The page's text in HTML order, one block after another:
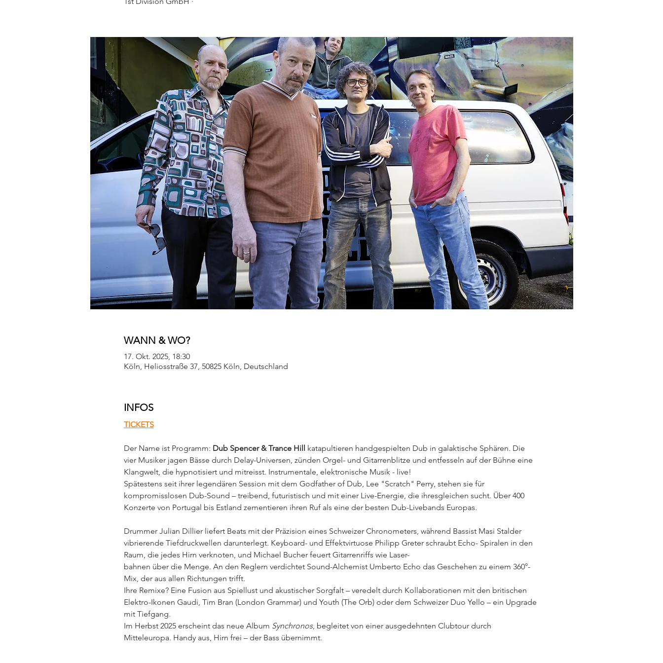
WANN & WO?
17. Okt. 2025, 18:30
Köln, Heliosstraße 37, 50825 Köln, Deutschland
INFOS
TICKETS
Der Name ist Programm: Dub Spencer & Trance Hill katapultieren handgespielten Dub in galaktische Sphären. Die
vier Musiker jagen Bässe durch Delay-Universen, zünden Orgel- und Gitarrenblitze und entfesseln auf der Bühne eine
Klangwelt, die hypnotisiert und mitreisst. Instrumentale, elektronische Musik - live!
Spätestens seit ihrer legendären Session mit dem Godfather of Dub, Lee "Scratch" Perry, stehen sie für
kompromisslosen Dub-Sound – treibend, futuristisch und mit einer Live-Energie, die ihresgleichen sucht. Über 400
Konzerte von Portugal bis Estland zementieren ihren Ruf als eine der besten Dub-Livebands Europas.
Drummer Julian Dillier liefert Beats mit der Präzision eines Schweizer Chronometers, während Bassist Masi Stalder
vibrierende Tiefdruckwellen darunterlegt. Keyboard- und Effektvirtuose Philipp Greter schraubt Echo- Spiralen in den
Raum, die jedes Hirn verknoten, und Michael Bucher feuert Gitarrenriffs wie Laser-
bahnen über die Menge. An den Reglern verdichtet Sound-Alchemist Umberto Echo das Geschehen zu einem 360°-
Mix, der aus allen Richtungen trifft.
Ihre Remixe? Eine Fusion aus Spiellust und akustischer Sorgfalt – veredelt durch Kollaborationen mit den britischen
Elektro-Ikonen Gaudi, Tim Bran (London Grammar) und Youth (The Orb) oder dem Schweizer Duo Yello – ein Upgrade
mit Tiefgang.
Im Herbst 2025 erscheint das neue Album Synchronos, begleitet von einer ausgedehnten Clubtour durch
Mitteleuropa. Handy aus, Hirn frei – der Bass übernimmt.